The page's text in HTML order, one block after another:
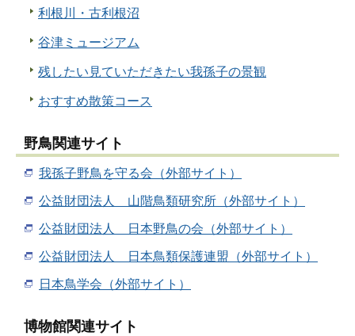
利根川・古利根沼
谷津ミュージアム
残したい見ていただきたい我孫子の景観
おすすめ散策コース
野鳥関連サイト
我孫子野鳥を守る会（外部サイト）
公益財団法人 山階鳥類研究所（外部サイト）
公益財団法人 日本野鳥の会（外部サイト）
公益財団法人 日本鳥類保護連盟（外部サイト）
日本鳥学会（外部サイト）
博物館関連サイト